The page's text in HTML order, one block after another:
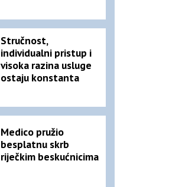
Stručnost,
individualni pristup i
visoka razina usluge
ostaju konstanta
Medico pružio
besplatnu skrb
riječkim beskućnicima